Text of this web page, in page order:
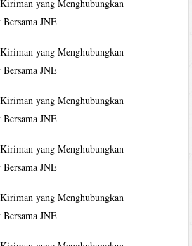
Kiriman yang Menghubungkan
JNE
Kiriman yang Menghubungkan
JNE
Kiriman yang Menghubungkan
JNE
Kiriman yang Menghubungkan
JNE
Kiriman yang Menghubungkan
JNE